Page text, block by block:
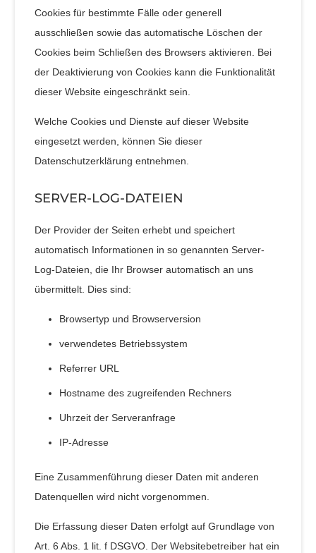
Cookies für bestimmte Fälle oder generell
ausschließen sowie das automatische Löschen der
Cookies beim Schließen des Browsers aktivieren. Bei
der Deaktivierung von Cookies kann die Funktionalität
dieser Website eingeschränkt sein.
Welche Cookies und Dienste auf dieser Website
eingesetzt werden, können Sie dieser
Datenschutzerklärung entnehmen.
SERVER-LOG-DATEIEN
Der Provider der Seiten erhebt und speichert
automatisch Informationen in so genannten Server-
Log-Dateien, die Ihr Browser automatisch an uns
übermittelt. Dies sind:
Browsertyp und Browserversion
verwendetes Betriebssystem
Referrer URL
Hostname des zugreifenden Rechners
Uhrzeit der Serveranfrage
IP-Adresse
Eine Zusammenführung dieser Daten mit anderen
Datenquellen wird nicht vorgenommen.
Die Erfassung dieser Daten erfolgt auf Grundlage von
Art. 6 Abs. 1 lit. f DSGVO. Der Websitebetreiber hat ein